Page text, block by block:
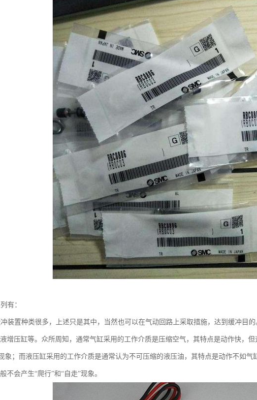
有：
装置种类很多，上述只是其中，当然也可以在气动回路上采取措施，达到缓冲目
增压缸等。众所周知，通常气缸采用的工作介质是压缩空气，其特点是动作快，
象；而液压缸采用的工作介质是通常认为不可压缩的液压油，其特点是动作不如
不会产生“爬行”和“自走”现象。